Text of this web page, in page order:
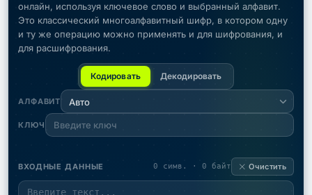
онлайн, используя ключевое слово и выбранный алфавит.
Это классический многоалфавитный шифр, в котором одну
и ту же операцию можно применять и для шифрования, и
для расшифрования.
Кодировать Декодировать
АЛФАВИТ Авто
КЛЮЧ
ВХОДНЫЕ ДАННЫЕ 0 симв. · 0 байт Очистить